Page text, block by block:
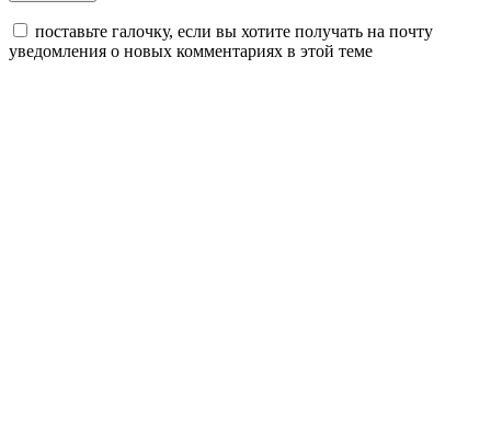
поставьте галочку, если вы хотите получать на почту
уведомления о новых комментариях в этой теме